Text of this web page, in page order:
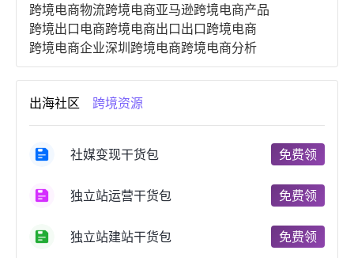
跨境电商物流跨境电商亚马逊跨境电商产品
跨境出口电商跨境电商出口出口跨境电商
跨境电商企业深圳跨境电商跨境电商分析
进口跨境电商跨境电商服务广州跨境电商
跨境电商市场跨境电商创业跨境电商注册
跨境电商开店跨境电商营销
跨境电商商品个人跨境电商跨境电商案例
郑州跨境电商跨境电商趋势
跨境电商费用美国跨境电商
天津跨境电商东南亚跨境电商
出海社区 跨境资源
社媒变现干货包 免费领
独立站运营干货包 免费领
独立站建站干货包 免费领